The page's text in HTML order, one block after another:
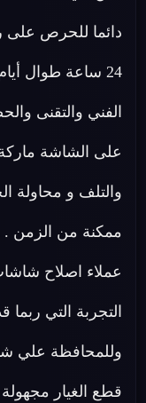
دائما للحرص على
24 ساعة طوال
الفني والتقنى
والتلف و محاولة
ممكنة من الزمن .
التجربة التي
قطع الغيار